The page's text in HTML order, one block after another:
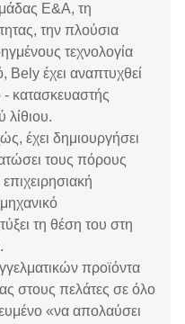
Ε&Α, τη
την πλούσια
τεχνολογία
έχει αναπτυχθεί
- κατασκευαστής
λίθιου.
έχει δημιουργήσει
τους πόρους
τη θέση του στη
προϊόντα
στους πελάτες σε όλο
«να απολαύσει